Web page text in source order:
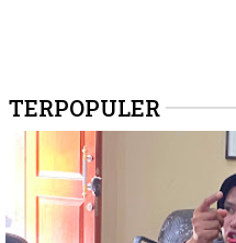
TERPOPULER